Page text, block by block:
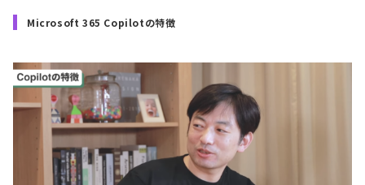
Microsoft 365 Copilotの特徴